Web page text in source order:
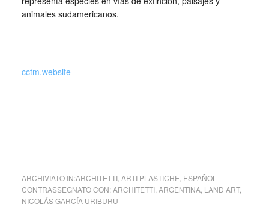
animales sudamericanos.
cctm.website
ARCHIVIATO IN:ARCHITETTI, ARTI PLASTICHE ESPAÑOL
CONTRASSEGNATO CON:ARCHITETTI, ARGENTINA, LAND ART,
NICOLÁS GARCÍA URIBURU